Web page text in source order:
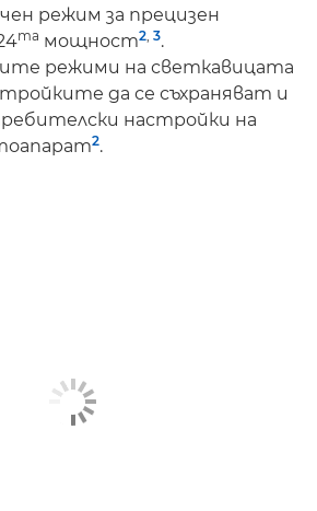
режим за прецизен
та мощност2 3.
режими на светкавицата
да се съхраняват и
настройки на
2.